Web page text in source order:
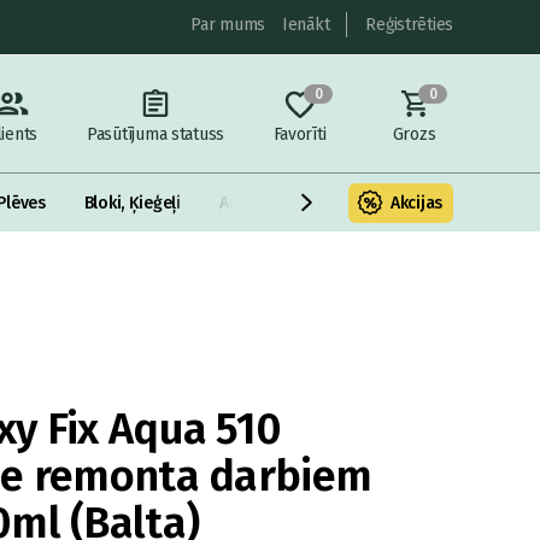
Par mums Ienākt Reģistrēties
Pasūtījuma statuss
0
Favorīti
0
Grozs
Bloki, Ķieģeļi Armatūra un metāls Fasādes
Akcijas
Fix Aqua 510
remonta darbiem
(Balta)